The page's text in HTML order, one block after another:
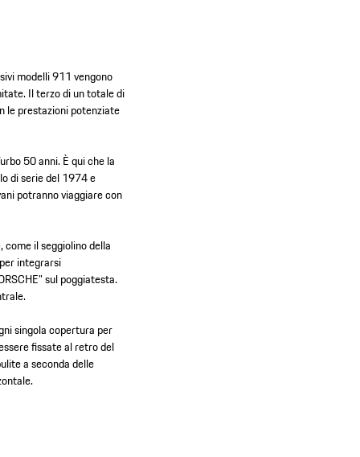
modelli 911 vengono
Il terzo di un totale di
le prestazioni potenziate
50 anni. È qui che la
di serie del 1974 e
potranno viaggiare con
il seggiolino della
integrarsi
sul poggiatesta.
singola copertura per
fissate al retro del
a seconda delle